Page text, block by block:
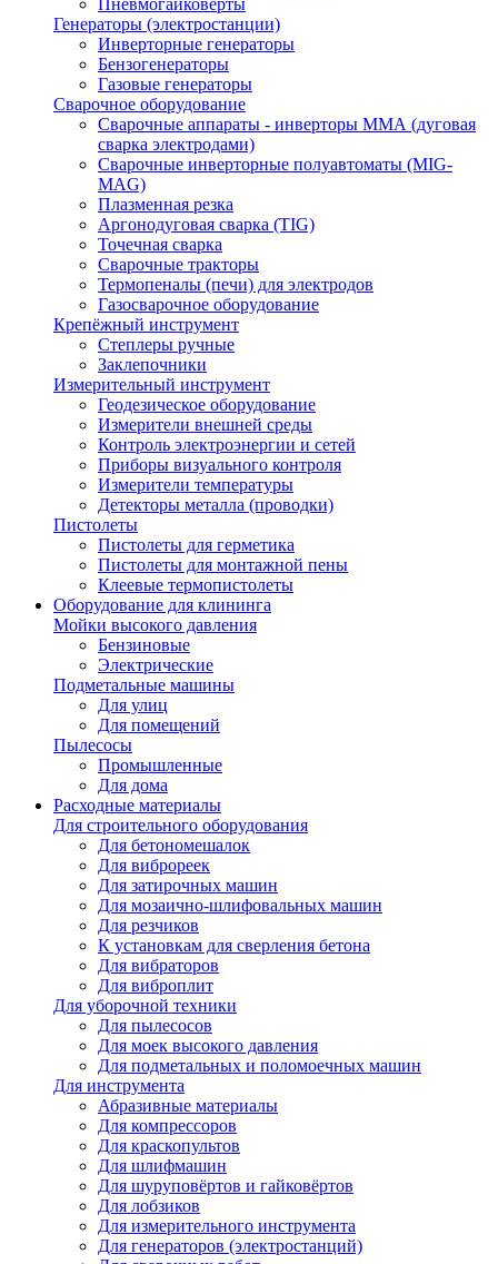
Пневмогайковёрты
Генераторы (электростанции)
Инверторные генераторы
Бензогенераторы
Газовые генераторы
Сварочное оборудование
Сварочные аппараты - инверторы ММА (дуговая
сварка электродами)
Сварочные инверторные полуавтоматы (MIG-
MAG)
Плазменная резка
Аргонодуговая сварка (TIG)
Точечная сварка
Сварочные тракторы
Термопеналы (печи) для электродов
Газосварочное оборудование
Крепёжный инструмент
Степлеры ручные
Заклепочники
Измерительный инструмент
Геодезическое оборудование
Измерители внешней среды
Контроль электроэнергии и сетей
Приборы визуального контроля
Измерители температуры
Детекторы металла (проводки)
Пистолеты
Пистолеты для герметика
Пистолеты для монтажной пены
Клеевые термопистолеты
Оборудование для клининга
Мойки высокого давления
Бензиновые
Электрические
Подметальные машины
Для улиц
Для помещений
Пылесосы
Промышленные
Для дома
Расходные материалы
Для строительного оборудования
Для бетономешалок
Для виброреек
Для затирочных машин
Для мозаично-шлифовальных машин
Для резчиков
К установкам для сверления бетона
Для вибраторов
Для виброплит
Для уборочной техники
Для пылесосов
Для моек высокого давления
Для подметальных и поломоечных машин
Для инструмента
Абразивные материалы
Для компрессоров
Для краскопультов
Для шлифмашин
Для шуруповёртов и гайковёртов
Для лобзиков
Для измерительного инструмента
Для генераторов (электростанций)